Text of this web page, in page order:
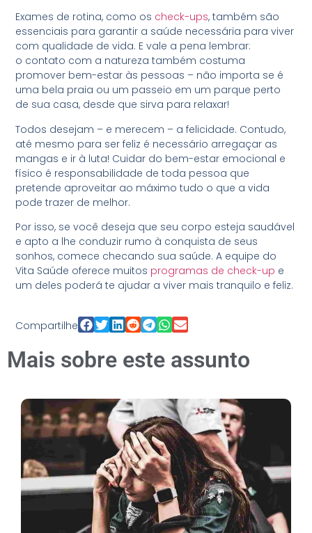
Exames de rotina, como os check-ups, também são
essenciais para garantir a saúde necessária para viver
com qualidade de vida. E vale a pena lembrar:
o contato com a natureza também costuma
promover bem-estar às pessoas – não importa se é
uma bela praia ou um passeio em um parque perto
de sua casa, desde que sirva para relaxar!
Todos desejam – e merecem – a felicidade. Contudo,
até mesmo para ser feliz é necessário arregaçar as
mangas e ir à luta! Cuidar do bem-estar emocional e
físico é responsabilidade de toda pessoa que
pretende aproveitar ao máximo tudo o que a vida
pode trazer de melhor.
Por isso, se você deseja que seu corpo esteja saudável
e apto a lhe conduzir rumo à conquista de seus
sonhos, comece checando sua saúde. A equipe do
Vita Saúde oferece muitos programas de check-up e
um deles poderá te ajudar a viver mais tranquilo e feliz.
Compartilhe
Mais sobre este assunto